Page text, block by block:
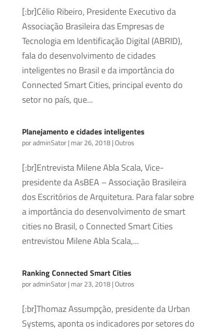
[:br]Célio Ribeiro, Presidente Executivo da
Associação Brasileira das Empresas de
Tecnologia em Identificação Digital (ABRID),
fala do desenvolvimento de cidades
inteligentes no Brasil e da importância do
Connected Smart Cities, principal evento do
setor no país, que...
Planejamento e cidades inteligentes
poradminSator| mar 26, 2018|Outros
[:br]Entrevista Milene Abla Scala, Vice-
presidente da AsBEA – Associação Brasileira
dos Escritórios de Arquitetura. Para falar sobre
a importância do desenvolvimento de smart
cities no Brasil, o Connected Smart Cities
entrevistou Milene Abla Scala,...
Ranking Connected Smart Cities
poradminSator| mar 23, 2018|Outros
[:br]Thomaz Assumpção, presidente da Urban
Systems, aponta os indicadores por setores do